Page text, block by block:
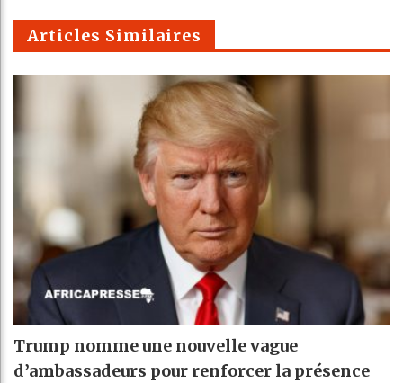
m
Articles Similaires
Trump nomme une nouvelle vague
d’ambassadeurs pour renforcer la présence